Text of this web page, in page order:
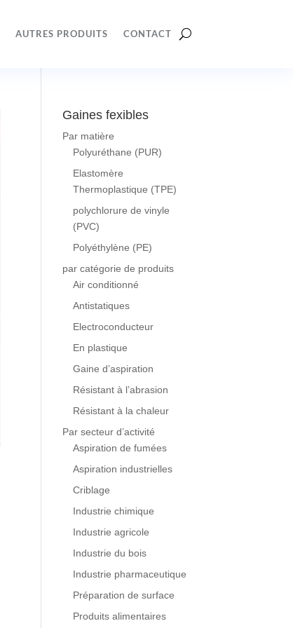
AUTRES PRODUITS CONTACT
Gaines fexibles
Par matière
Polyuréthane (PUR)
Elastomère
Thermoplastique (TPE)
polychlorure de vinyle
(PVC)
Polyéthylène (PE)
par catégorie de produits
Air conditionné
Antistatiques
Electroconducteur
En plastique
Gaine d’aspiration
Résistant à l’abrasion
Résistant à la chaleur
Par secteur d’activité
Aspiration de fumées
Aspiration industrielles
Criblage
Industrie chimique
Industrie agricole
Industrie du bois
Industrie pharmaceutique
Préparation de surface
Produits alimentaires